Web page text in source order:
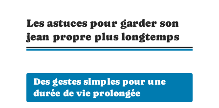
Les astuces pour garder son
jean propre plus longtemps
Des gestes simples pour une
durée de vie prolongée